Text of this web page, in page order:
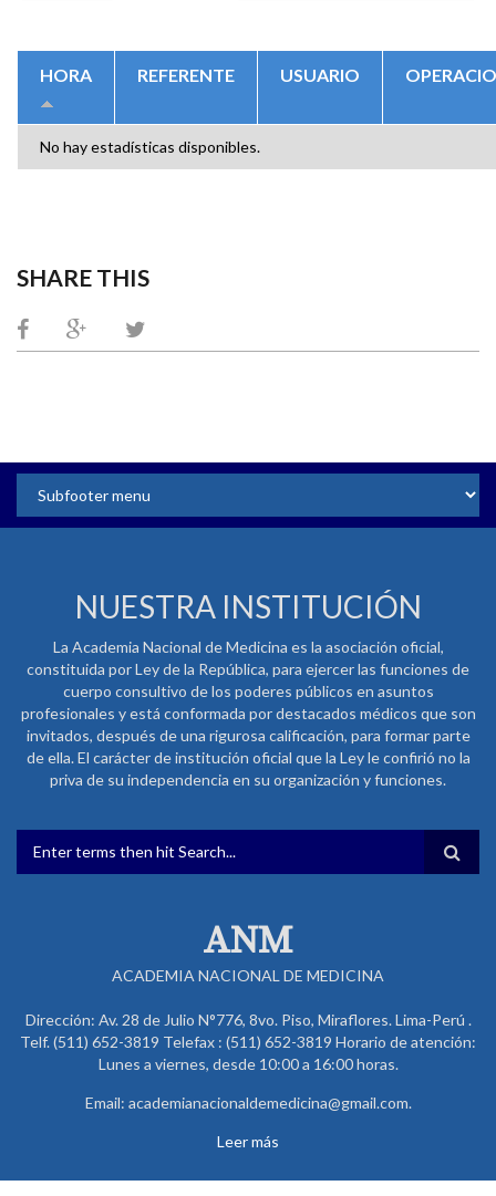
HORA REFERENTE USUARIO
No hay estadísticas disponibles.
SHARE THIS
NUESTRA INSTITUCIÓN
La Academia Nacional de Medicina es la asociación oficial,
constituida por Ley de la República, para ejercer las funciones de
cuerpo consultivo de los poderes públicos en asuntos
profesionales y está conformada por destacados médicos que son
invitados, después de una rigurosa calificación, para formar parte
de ella. El carácter de institución oficial que la Ley le confirió no la
priva de su independencia en su organización y funciones.
FORMULARIO DE BÚSQUEDA
ANM
ACADEMIA NACIONAL DE MEDICINA
Dirección: Av. 28 de Julio N°776, 8vo. Piso, Miraflores. Lima-Perú .
Telf. (511) 652-3819 Telefax : (511) 652-3819 Horario de atención:
Lunes a viernes, desde 10:00 a 16:00 horas.
Email: academianacionaldemedicina@gmail.com.
Leer más